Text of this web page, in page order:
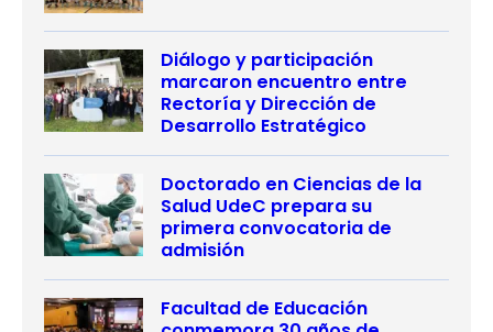
Diálogo y participación
marcaron encuentro entre
Rectoría y Dirección de
Desarrollo Estratégico
Doctorado en Ciencias de la
Salud UdeC prepara su
primera convocatoria de
admisión
Facultad de Educación